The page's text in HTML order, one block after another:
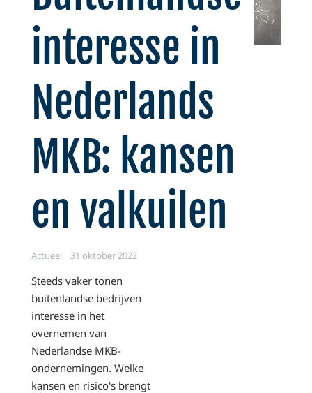
interesse in
Nederlands
MKB: kansen
en valkuilen
Actueel 31 oktober 2022
Steeds vaker tonen
buitenlandse bedrijven
interesse in het
overnemen van
Nederlandse MKB-
ondernemingen. Welke
kansen en risico's brengt